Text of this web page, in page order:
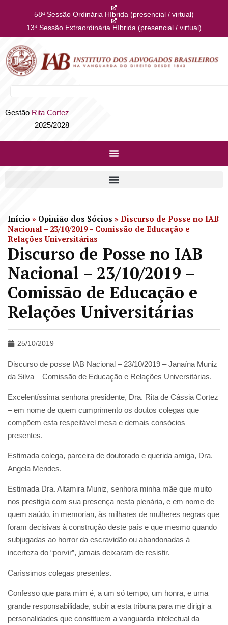
58ª Sessão Ordinária Híbrida (presencial / virtual)
13ª Sessão Extraordinária Híbrida (presencial / virtual)
Gestão Rita Cortez
2025/2028
Início » Opinião dos Sócios » Discurso de Posse no IAB
Nacional – 23/10/2019 – Comissão de Educação e
Relações Universitárias
Discurso de Posse no IAB
Nacional – 23/10/2019 –
Comissão de Educação e
Relações Universitárias
25/10/2019
Discurso de posse IAB Nacional – 23/10/2019 – Janaína Muniz
da Silva – Comissão de Educação e Relações Universitárias.
Excelentíssima senhora presidente, Dra. Rita de Cássia Cortez
– em nome de quem cumprimento os doutos colegas que
compõem esta respeitável mesa e demais consócios
presentes.
Estimada colega, parceira de doutorado e querida amiga, Dra.
Angela Mendes.
Estimada Dra. Altamira Muniz, senhora minha mãe que muito
nos prestigia com sua presença nesta plenária, e em nome de
quem saúdo, in memorian, às milhares de mulheres negras que
foram decisivas à construção deste país e que mesmo quando
subjugadas ao horror da escravidão ou abandonadas à
incerteza do “porvir”, jamais deixaram de resistir.
Caríssimos colegas presentes.
Confesso que para mim é, a um só tempo, um honra, e uma
grande responsabilidade, subir a esta tribuna para me dirigir a
personalidades que constituem a vanguarda intelectual da